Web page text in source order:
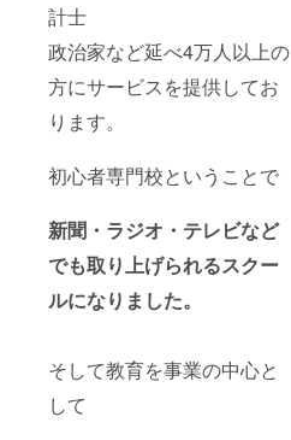
計士
政治家など延べ4万人以上の
方にサービスを提供してお
ります。
初心者専門校ということで
新聞・ラジオ・テレビなど
でも取り上げられるスクー
ルになりました。
そして教育を事業の中心と
して